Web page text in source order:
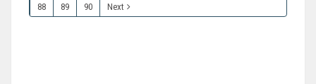
88
89 90 Next